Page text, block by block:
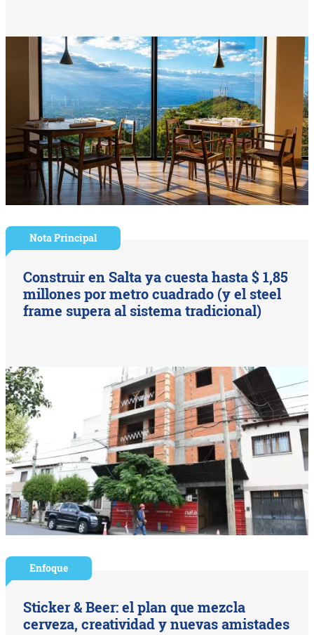
Nota Principal
Construir en Salta ya cuesta hasta $ 1,85
millones por metro cuadrado (y el steel
frame supera al sistema tradicional)
Enfoque
Sticker & Beer: el plan que mezcla
cerveza, creatividad y nuevas amistades